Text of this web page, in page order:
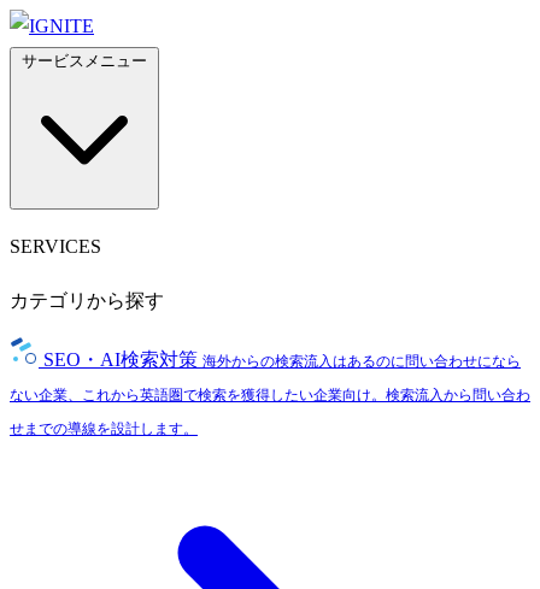
SERVICES
カテゴリから探す
SEO・AI検索対策 海外からの検索流入はあるのに問い合わせになら
ない企業、これから英語圏で検索を獲得したい企業向け。検索流入から問い合わ
せまでの導線を設計します。